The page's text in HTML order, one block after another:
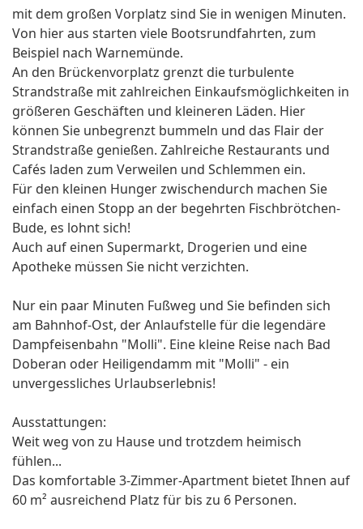
mit dem großen Vorplatz sind Sie in wenigen Minuten.
Von hier aus starten viele Bootsrundfahrten, zum
Beispiel nach Warnemünde.
An den Brückenvorplatz grenzt die turbulente
Strandstraße mit zahlreichen Einkaufsmöglichkeiten in
größeren Geschäften und kleineren Läden. Hier
können Sie unbegrenzt bummeln und das Flair der
Strandstraße genießen. Zahlreiche Restaurants und
Cafés laden zum Verweilen und Schlemmen ein.
Für den kleinen Hunger zwischendurch machen Sie
einfach einen Stopp an der begehrten Fischbrötchen-
Bude, es lohnt sich!
Auch auf einen Supermarkt, Drogerien und eine
Apotheke müssen Sie nicht verzichten.
Nur ein paar Minuten Fußweg und Sie befinden sich
am Bahnhof-Ost, der Anlaufstelle für die legendäre
Dampfeisenbahn "Molli". Eine kleine Reise nach Bad
Doberan oder Heiligendamm mit "Molli" - ein
unvergessliches Urlaubserlebnis!
Ausstattungen:
Weit weg von zu Hause und trotzdem heimisch
fühlen...
Das komfortable 3-Zimmer-Apartment bietet Ihnen auf
60 m² ausreichend Platz für bis zu 6 Personen.